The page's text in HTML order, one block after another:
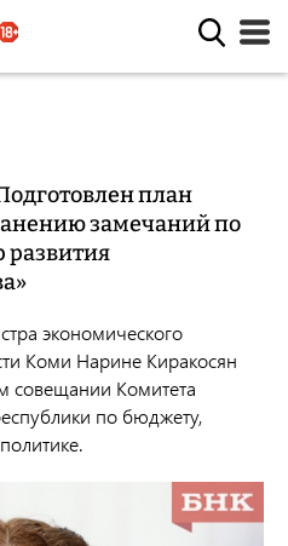
план
замечаний по
развития
экономического
Коми Нарине Киракосян
совещании Комитета
по бюджету,